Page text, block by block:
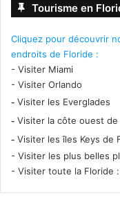
Tourisme en
Cliquez pour découvrir
endroits de Floride :
- Visiter Miami
- Visiter Orlando
- Visiter les Everglades
- Visiter la côte ouest de
- Visiter les îles Keys de
- Visiter les plus belles
- Visiter toute la Floride